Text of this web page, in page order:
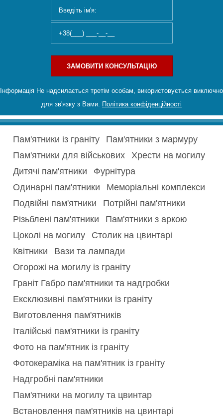
ЗАМОВИТИ КОНСУЛЬТАЦІЮ
Інформація Не надсилається третім особам, використовується виключно
для зв'язку з Вами. Політика конфіденційності
Пам'ятники із граніту
Пам'ятники з мармуру
Пам'ятники для військових
Хрести на могилу
Дитячі пам'ятники
Фурнітура
Одинарні пам'ятники
Меморіальні комплекси
Подвійні пам'ятники
Потрійні пам'ятники
Різьблені пам'ятники
Пам'ятники з аркою
Цоколі на могилу
Столик на цвинтарі
Квітники
Вази та лампади
Огорожі на могилу із граніту
Граніт Габро пам'ятники та надгробки
Ексклюзивні пам'ятники із граніту
Виготовлення пам'ятників
Італійські пам'ятники із граніту
Фото на пам'ятник із граніту
Фотокераміка на пам'ятник із граніту
Надгробні пам'ятники
Пам'ятники на могилу та цвинтар
Встановлення пам'ятників на цвинтарі